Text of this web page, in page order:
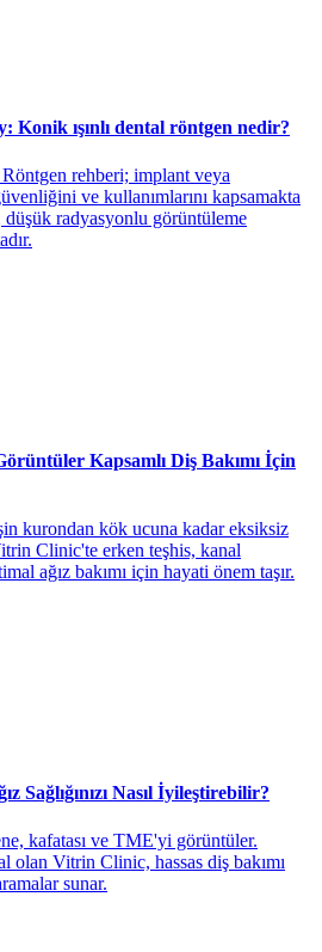
Konik ışınlı dental röntgen nedir?
rehberi; implant veya
ve kullanımlarını kapsamakta
radyasyonlu görüntüleme
Kapsamlı Diş Bakımı İçin
kurondan kök ucuna kadar eksiksiz
Clinic'te erken teşhis, kanal
ağız bakımı için hayati önem taşır.
Sağlığınızı Nasıl İyileştirebilir?
kafatası ve TME'yi görüntüler.
olan Vitrin Clinic, hassas diş bakımı
sunar.